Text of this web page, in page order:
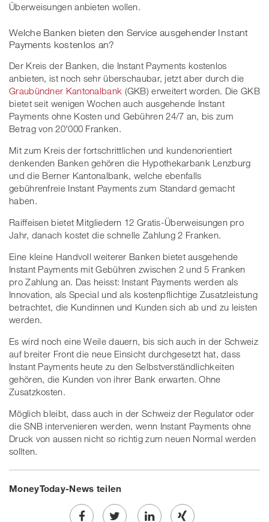
Überweisungen anbieten wollen.
Welche Banken bieten den Service ausgehender Instant
Payments kostenlos an?
Der Kreis der Banken, die Instant Payments kostenlos
anbieten, ist noch sehr überschaubar, jetzt aber durch die
Graubündner Kantonalbank (GKB) erweitert worden. Die GKB
bietet seit wenigen Wochen auch ausgehende Instant
Payments ohne Kosten und Gebühren 24/7 an, bis zum
Betrag von 20'000 Franken.
Mit zum Kreis der fortschrittlichen und kundenorientiert
denkenden Banken gehören die Hypothekarbank Lenzburg
und die Berner Kantonalbank, welche ebenfalls
gebührenfreie Instant Payments zum Standard gemacht
haben.
Raiffeisen bietet Mitgliedern 12 Gratis-Überweisungen pro
Jahr, danach kostet die schnelle Zahlung 2 Franken.
Eine kleine Handvoll weiterer Banken bietet ausgehende
Instant Payments mit Gebühren zwischen 2 und 5 Franken
pro Zahlung an. Das heisst: Instant Payments werden als
Innovation, als Special und als kostenpflichtige Zusatzleistung
betrachtet, die Kundinnen und Kunden sich ab und zu leisten
werden.
Es wird noch eine Weile dauern, bis sich auch in der Schweiz
auf breiter Front die neue Einsicht durchgesetzt hat, dass
Instant Payments heute zu den Selbstverständlichkeiten
gehören, die Kunden von ihrer Bank erwarten. Ohne
Zusatzkosten.
Möglich bleibt, dass auch in der Schweiz der Regulator oder
die SNB intervenieren werden, wenn Instant Payments ohne
Druck von aussen nicht so richtig zum neuen Normal werden
sollten.
MoneyToday-News teilen